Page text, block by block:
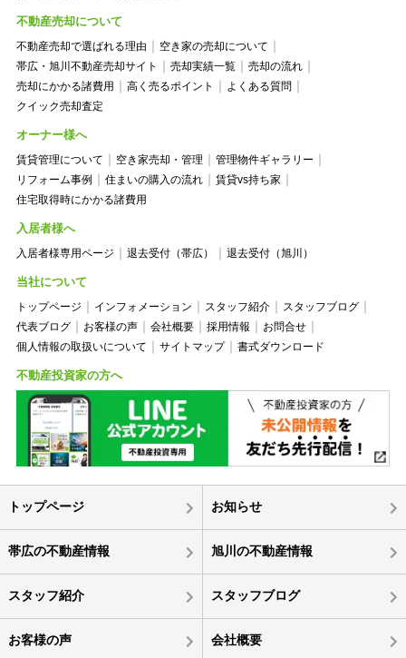
不動産売却について
不動産売却で選ばれる理由
空き家の売却について
帯広・旭川不動産売却サイト
売却実績一覧
売却の流れ
売却にかかる諸費用
高く売るポイント
よくある質問
クイック売却査定
オーナー様へ
賃貸管理について 空き家売却・管理
管理物件ギャラリー
リフォーム事例
住まいの購入の流れ
賃貸vs持ち家
住宅取得時にかかる諸費用
入居者様へ
入居者様専用ページ 退去受付（帯広） 退去受付（旭川）
当社について
トップページ インフォメーション スタッフ紹介
スタッフブログ
代表ブログ
お客様の声 会社概要 採用情報
お問合せ
個人情報の取扱いについて
サイトマップ 書式ダウンロード
不動産投資家の方へ
トップページ お知らせ
帯広の不動産情報 旭川の不動産情報
スタッフ紹介 スタッフブログ
お客様の声 会社概要